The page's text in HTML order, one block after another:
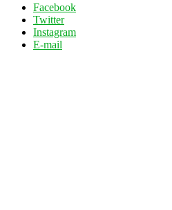
Facebook
Twitter
Instagram
E-mail